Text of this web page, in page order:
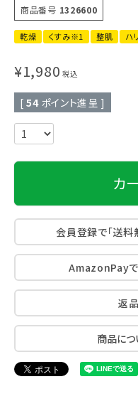
商品番号 1326600
乾燥 くすみ※1 整肌 ハ
¥1,980 税込
[ 54 ポイント進呈 ]
カ
会員登録で「送料
AmazonPay
返
商品に